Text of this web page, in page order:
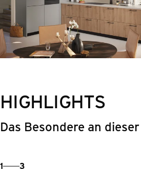
HIGHLIGHTS
Das Besondere an
1 3